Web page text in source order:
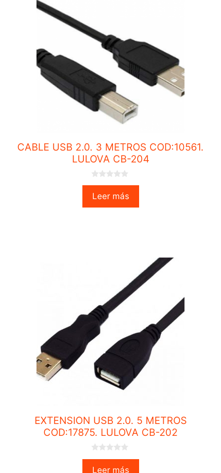
CABLE USB 2.0. 3 METROS COD:10561.
LULOVA CB-204
0
u
Leer más
EXTENSION USB 2.0. 5 METROS
COD:17875. LULOVA CB-202
0
u
Leer más